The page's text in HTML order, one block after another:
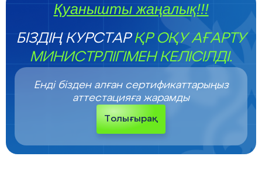
Қуанышты жаңалық!!!
БІЗДІҢ КУРСТАРҚР ОҚУ АҒАРТУ
МИНИСТРЛІГІМЕН КЕЛІСІЛДІ.
Енді бізден алған сертификаттарыңыз
аттестацияға жарамды
Толығырақ